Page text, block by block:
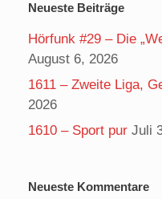
Neueste Beiträge
Hörfunk #29 – Die
August 6, 2026
1611 – Zweite Liga,
2026
1610 – Sport pur Juli
Neueste Kommentare